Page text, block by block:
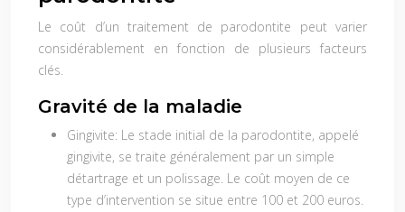
Le coût d’un traitement de parodontite peut varier
considérablement en fonction de plusieurs facteurs
clés.
Gravité de la maladie
Gingivite: Le stade initial de la parodontite, appelé
gingivite, se traite généralement par un simple
détartrage et un polissage. Le coût moyen de ce
type d’intervention se situe entre 100 et 200 euros.